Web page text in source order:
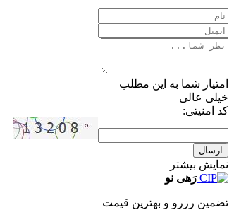
امتیاز شما به این مطلب
خیلی عالی
کد امنیتی:
ارسال
نمایش بیشتر
رَهی نو
تضمین رزرو و بهترین قیمت